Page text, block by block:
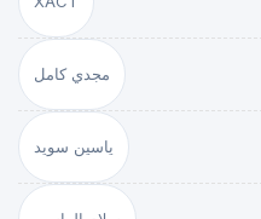
مجدي كامل
ياسين سويد